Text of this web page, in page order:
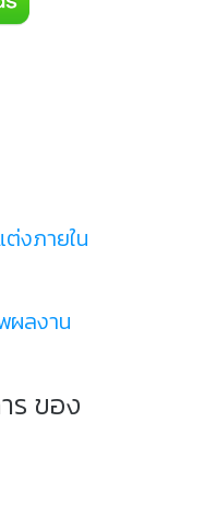
งภายใน
ผลงาน
ร ของ